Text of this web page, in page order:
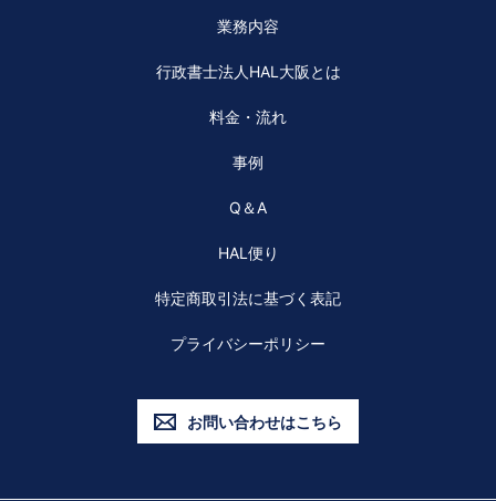
業務内容
行政書士法人HAL大阪とは
料金・流れ
事例
Q＆A
HAL便り
特定商取引法に基づく表記
プライバシーポリシー
お問い合わせはこちら